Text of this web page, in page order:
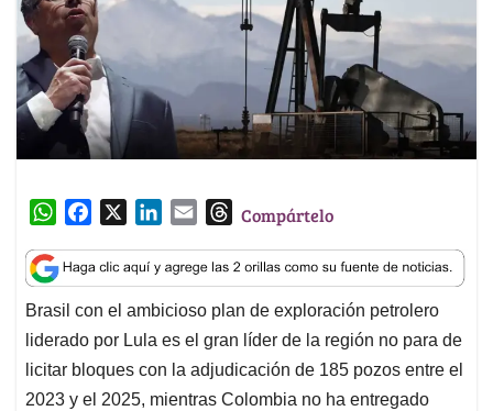
W
a
t
s
A
p
p
c
e
b
o
o
k
n
k
e
d
I
n
a
i
l
T
r
e
a
d
s
Compártelo
Brasil con el ambicioso plan de exploración petrolero
liderado por Lula es el gran líder de la región no para de
licitar bloques con la adjudicación de 185 pozos entre el
2023 y el 2025, mientras Colombia no ha entregado